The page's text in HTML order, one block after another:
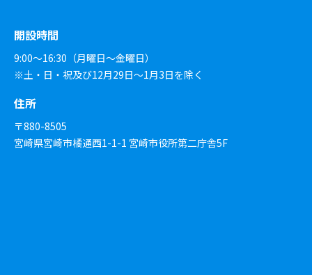
開設時間
9:00～16:30（月曜日～金曜日）
※土・日・祝及び12月29日〜1月3日を除く
住所
〒880-8505
宮崎県宮崎市橘通西1-1-1 宮崎市役所第二庁舎5F